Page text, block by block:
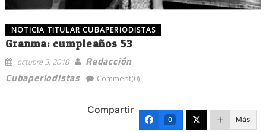
NOTICIA TITULAR CUBAPERIODISTAS
Granma: cumpleaños 53
octubre 3, 2018
Redacción
Cubaperiodistas
Comment(0)
Compartir
0 Más